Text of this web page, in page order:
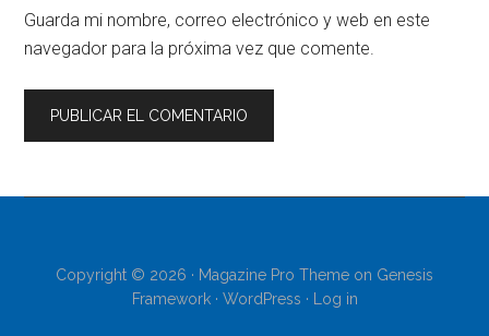
Guarda mi nombre, correo electrónico y web en este
navegador para la próxima vez que comente.
Copyright © 2026 · Magazine Pro Theme on Genesis
Framework· WordPress · Log in